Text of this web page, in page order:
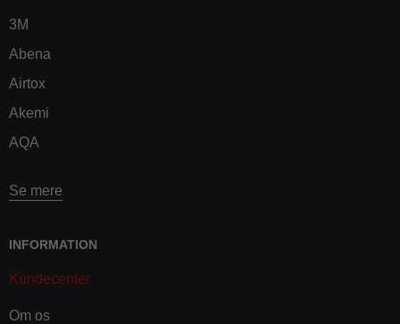
3M
Abena
Airtox
Akemi
AQA
Se mere
INFORMATION
Kundecenter
Om os